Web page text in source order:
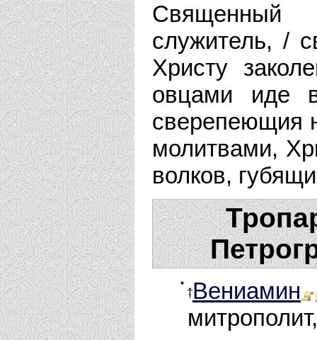
Священный
служитель, /
Христу
овцами иде
сверепеющия
молитвами,
волков,
Вениамин